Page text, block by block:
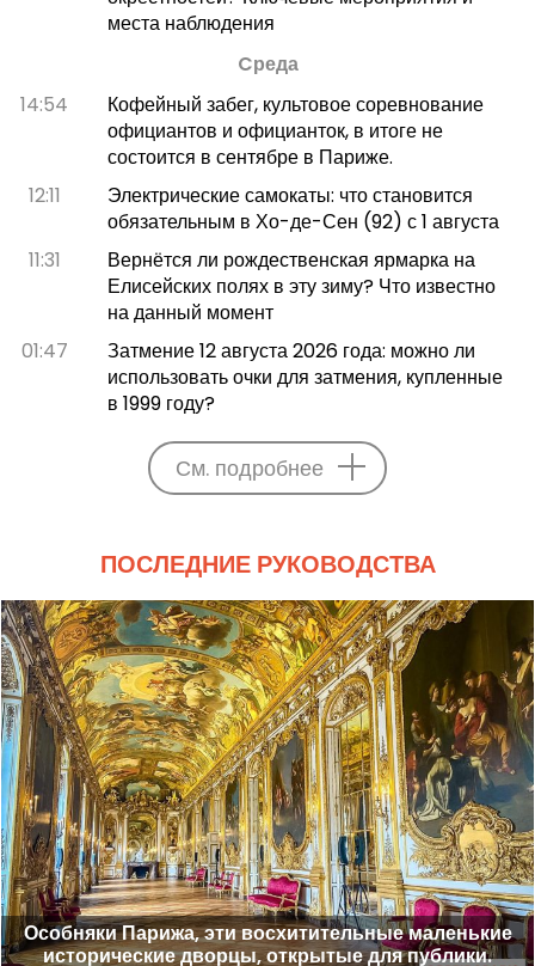
места наблюдения
Cреда
14:54
Кофейный забег, культовое соревнование
официантов и официанток, в итоге не
состоится в сентябре в Париже.
12:11
Электрические самокаты: что становится
обязательным в Хо-де-Сен (92) с 1 августа
11:31
Вернётся ли рождественская ярмарка на
Елисейских полях в эту зиму? Что известно
на данный момент
01:47
Затмение 12 августа 2026 года: можно ли
использовать очки для затмения, купленные
в 1999 году?
См. подробнее
ПОСЛЕДНИЕ РУКОВОДСТВА
Особняки Парижа, эти восхитительные маленькие
исторические дворцы, открытые для публики.